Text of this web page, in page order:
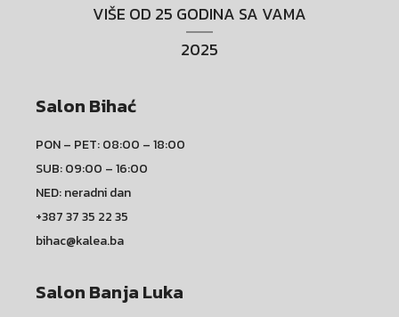
VIŠE OD 25 GODINA SA VAMA
2025
Salon Bihać
PON – PET: 08:00 – 18:00
SUB: 09:00 – 16:00
NED: neradni dan
+387 37 35 22 35
bihac@kalea.ba
Salon Banja Luka